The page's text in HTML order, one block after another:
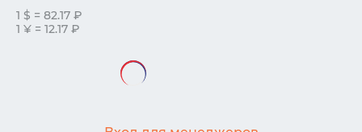
1 $ = 82.17 ₽
1 ¥ = 12.17 ₽